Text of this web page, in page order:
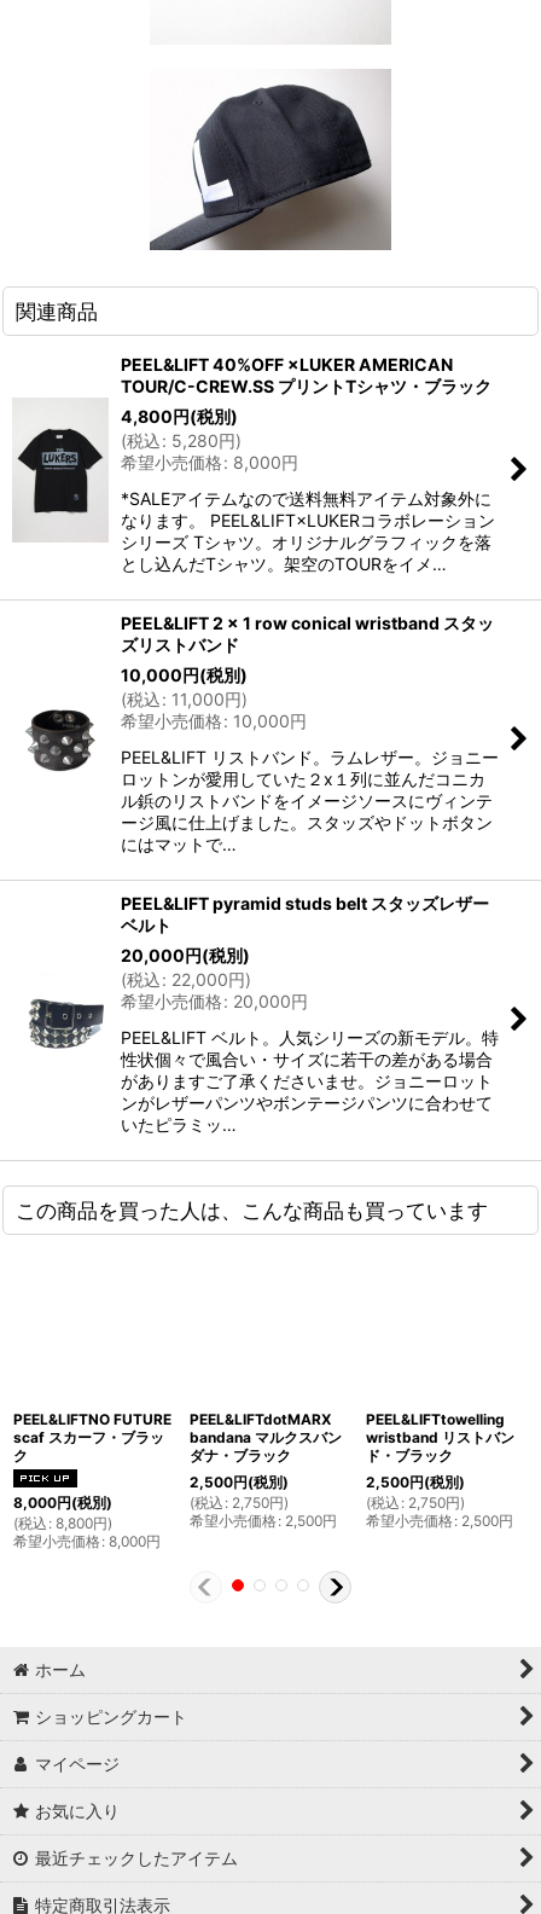
関連商品
PEEL&LIFT 40%OFF ×LUKER AMERICAN
TOUR/C-CREW.SS プリントTシャツ・ブラック
4,800円(税別)
(税込: 5,280円)
希望小売価格: 8,000円
*SALEアイテムなので送料無料アイテム対象外に
なります。 PEEL&LIFT×LUKERコラボレーション
シリーズ Tシャツ。オリジナルグラフィックを落
とし込んだTシャツ。架空のTOURをイメ…
PEEL&LIFT 2 x 1 row conical wristband スタッ
ズリストバンド
10,000円(税別)
(税込: 11,000円)
希望小売価格: 10,000円
PEEL&LIFT リストバンド。ラムレザー。ジョニー
ロットンが愛用していた２x１列に並んだコニカ
ル鋲のリストバンドをイメージソースにヴィンテ
ージ風に仕上げました。スタッズやドットボタン
にはマットで…
PEEL&LIFT pyramid studs belt スタッズレザー
ベルト
20,000円(税別)
(税込: 22,000円)
希望小売価格: 20,000円
PEEL&LIFT ベルト。人気シリーズの新モデル。特
性状個々で風合い・サイズに若干の差がある場合
がありますご了承くださいませ。ジョニーロット
ンがレザーパンツやボンテージパンツに合わせて
いたピラミッ…
この商品を買った人は、こんな商品も買っています
PEEL&LIFTNO FUTURE
scaf スカーフ・ブラッ
ク
8,000円(税別)
(税込 : 8,800円)
希望小売価格: 8,000円
PEEL&LIFTdotMARX
bandana マルクスバン
ダナ・ブラック
2,500円(税別)
(税込 : 2,750円)
希望小売価格: 2,500円
PEEL&LIFTtowelling
wristband リストバン
ド・ブラック
2,500円(税別)
(税込 : 2,750円)
希望小売価格: 2,500円
ホーム
ショッピングカート
マイページ
お気に入り
最近チェックしたアイテム
特定商取引法表示